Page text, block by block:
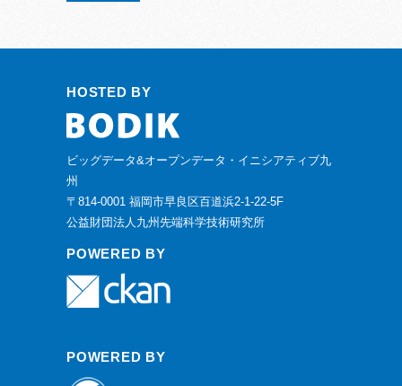
HOSTED BY
ビッグデータ&オープンデータ・イニシアティブ九
州
〒814-0001 福岡市早良区百道浜2-1-22-5F
公益財団法人九州先端科学技術研究所
POWERED BY
POWERED BY